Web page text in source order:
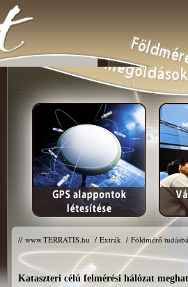
// www.TERRATIS.hu / Extrák / Földmérő
Kataszteri célú felmérési hálózat